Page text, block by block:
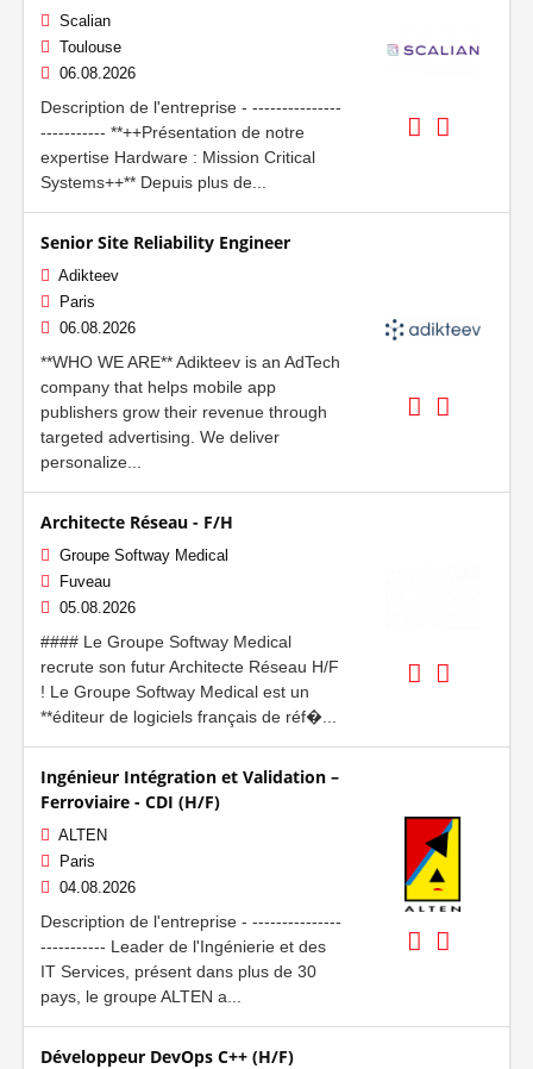
Scalian
Toulouse
06.08.2026
Description de l'entreprise - ---------------
----------- **++Présentation de notre
expertise Hardware : Mission Critical
Systems++** Depuis plus de...
Senior Site Reliability Engineer
Adikteev
Paris
06.08.2026
**WHO WE ARE** Adikteev is an AdTech
company that helps mobile app
publishers grow their revenue through
targeted advertising. We deliver
personalize...
Architecte Réseau - F/H
Groupe Softway Medical
Fuveau
05.08.2026
#### Le Groupe Softway Medical
recrute son futur Architecte Réseau H/F
! Le Groupe Softway Medical est un
**éditeur de logiciels français de réf�...
Ingénieur Intégration et Validation –
Ferroviaire - CDI (H/F)
ALTEN
Paris
04.08.2026
Description de l'entreprise - ---------------
----------- Leader de l'Ingénierie et des
IT Services, présent dans plus de 30
pays, le groupe ALTEN a...
Développeur DevOps C++ (H/F)